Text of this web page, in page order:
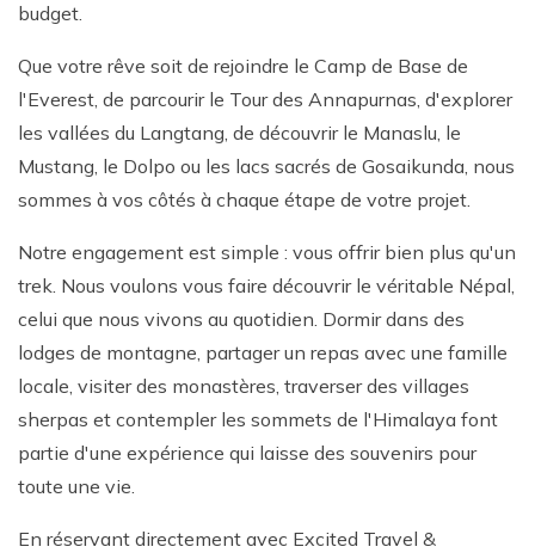
budget.
Que votre rêve soit de rejoindre le Camp de Base de
l'Everest, de parcourir le Tour des Annapurnas, d'explorer
les vallées du Langtang, de découvrir le Manaslu, le
Mustang, le Dolpo ou les lacs sacrés de Gosaikunda, nous
sommes à vos côtés à chaque étape de votre projet.
Notre engagement est simple : vous offrir bien plus qu'un
trek. Nous voulons vous faire découvrir le véritable Népal,
celui que nous vivons au quotidien. Dormir dans des
lodges de montagne, partager un repas avec une famille
locale, visiter des monastères, traverser des villages
sherpas et contempler les sommets de l'Himalaya font
partie d'une expérience qui laisse des souvenirs pour
toute une vie.
En réservant directement avec Excited Travel &